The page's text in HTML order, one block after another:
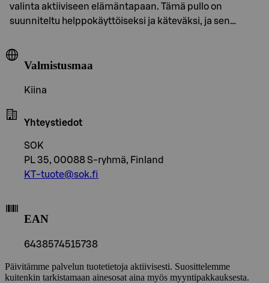
valinta aktiiviseen elämäntapaan. Tämä pullo on
suunniteltu helppokäyttöiseksi ja käteväksi, ja sen…
Valmistusmaa
Kiina
Yhteystiedot
SOK
PL 35, 00088 S-ryhmä, Finland
KT-tuote@sok.fi
EAN
6438574515738
Päivitämme palvelun tuotetietoja aktiivisesti. Suosittelemme
kuitenkin tarkistamaan ainesosat aina myös myyntipakkauksesta.